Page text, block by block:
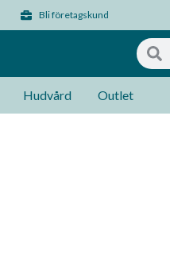
Bli företagskund
Hudvård Outlet